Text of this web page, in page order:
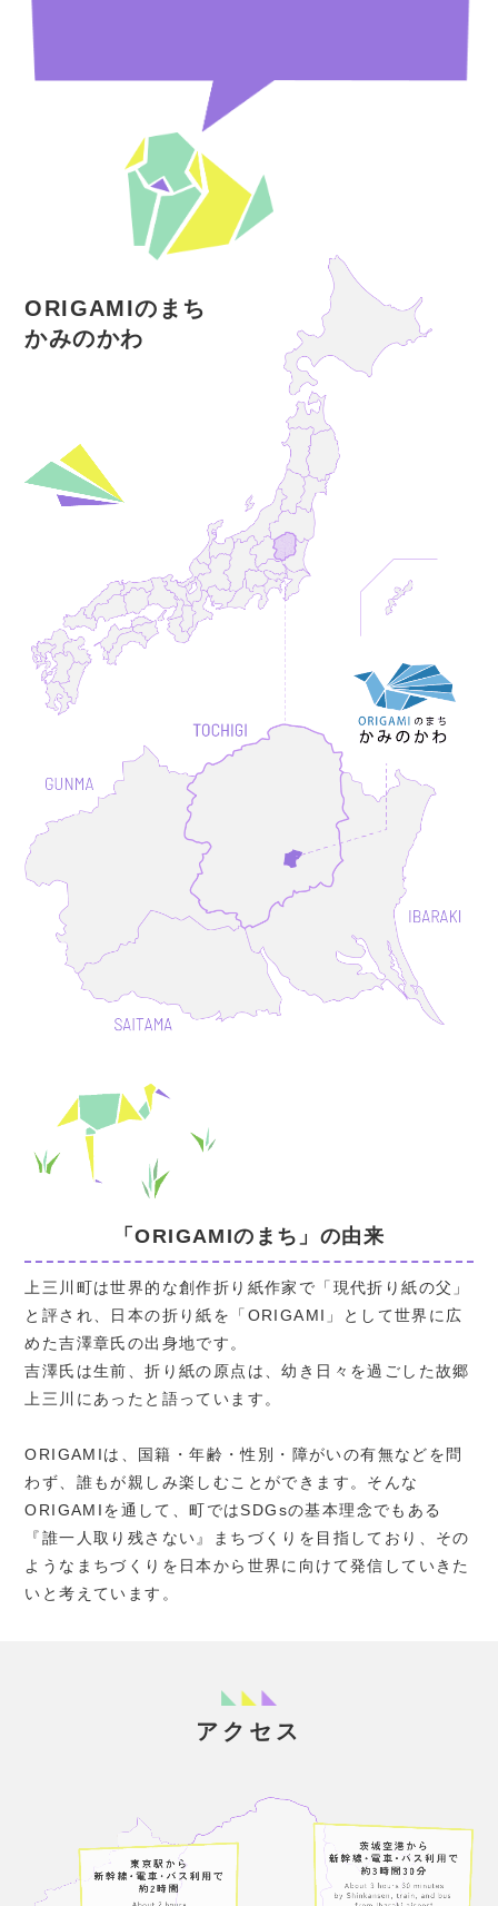
23(2011)
展示
3月14日、吉澤章の生誕101年を記念し
て、Googleのホームページのロゴが
「折り紙」バージョンとなる
栃木県上三川町、佐野美術館（静岡県三
島市）、紙の博物館（東京都北区）、国
際折り紙研究会が作品を所蔵
栃木県・上三川町に世界初の常設展示ス
ORIGAMIのまち
かみのかわ
「ORIGAMIのまち」の由来
上三川町は世界的な創作折り紙作家で「現代折り紙の父」
と評され、日本の折り紙を「ORIGAMI」として世界に広
めた吉澤章氏の出身地です。
吉澤氏は生前、折り紙の原点は、幼き日々を過ごした故郷
上三川にあったと語っています。
ORIGAMIは、国籍・年齢・性別・障がいの有無などを問
わず、誰もが親しみ楽しむことができます。そんな
ORIGAMIを通して、町ではSDGsの基本理念でもある
『誰一人取り残さない』まちづくりを目指しており、その
ようなまちづくりを日本から世界に向けて発信していきた
いと考えています。
アクセス